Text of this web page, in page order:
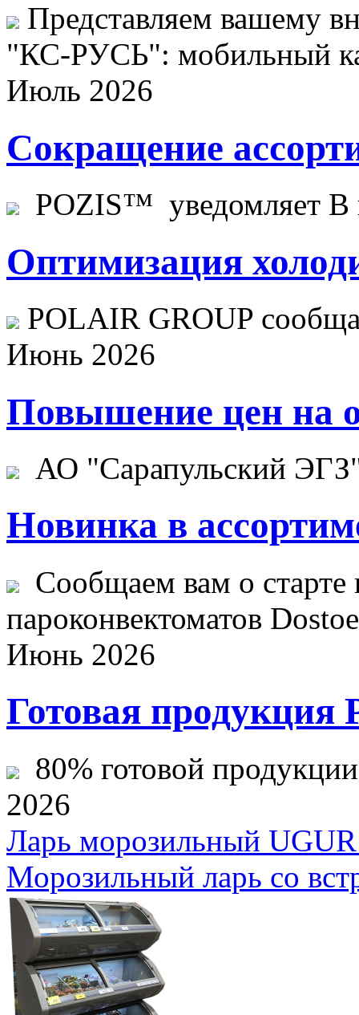
Представляем вашему
"КС-РУСЬ": мобильный
Июль 2026
Сокращение
POZIS™ уведомляет В
Оптимизация
POLAIR GROUP
Июнь 2026
Повышение цен на
АО "Сарапульский
Новинка в
Сообщаем вам о старте
пароконвектоматов
Июнь 2026
Готовая продукция
80% готовой
2026
Ларь морозильный
Морозильный ларь со